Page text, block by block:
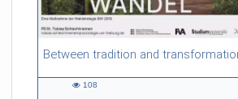
54:13 duration
108